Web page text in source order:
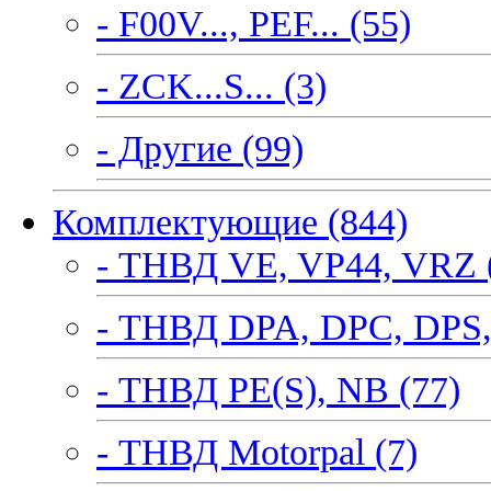
- F00V..., PEF... (55)
- ZCK...S... (3)
- Другие (99)
Комплектующие (844)
- ТНВД VE, VP44, VRZ
- ТНВД DPA, DPC,
- ТНВД PE(S), NB (77)
- ТНВД Motorpal (7)